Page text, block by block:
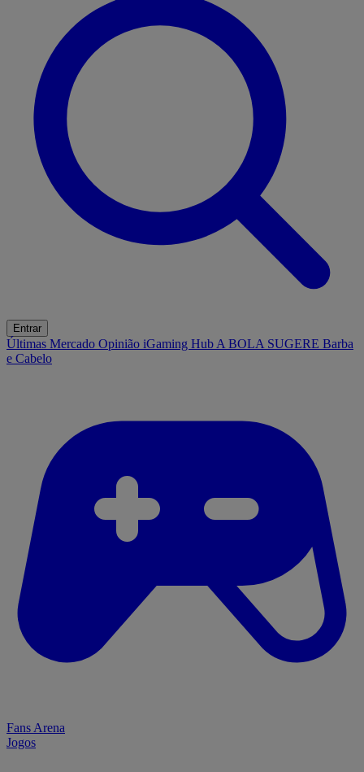
Entrar
Últimas Mercado Opinião iGaming Hub A BOLA SUGERE Barba
e Cabelo
Fans Arena
Jogos